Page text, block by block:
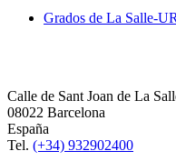
Grados de La Salle-
Calle de Sant Joan de La
08022 Barcelona
España
Tel. (+34) 932902400